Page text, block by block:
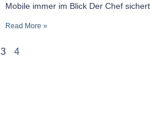
Mobile immer im Blick Der Chef
Read More »
3 4